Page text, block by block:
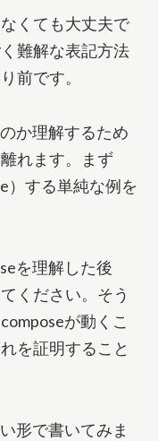
くても大丈夫で
難解な表記方法
前です。
か理解するため
れます。まず
）する単純な例を
を理解した後
ください。そう
が動くこ
を証明すること
形で書いてみま